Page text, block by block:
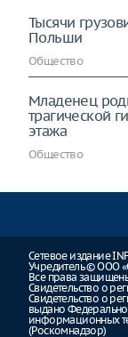
Тысячи
Польши
Общество
Младенец
трагической
этажа
Общество
Сетевое издание
Учредитель © ООО
Все права
Свидетельство о
Свидетельство о
выдано
информационных
(Роскомнадзор)